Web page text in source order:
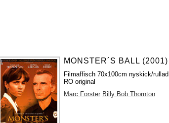
MONSTER´S BALL (2001)
Filmaffisch 70x100cm nyskick/rullad
RO original
Marc Forster Billy Bob Thornton